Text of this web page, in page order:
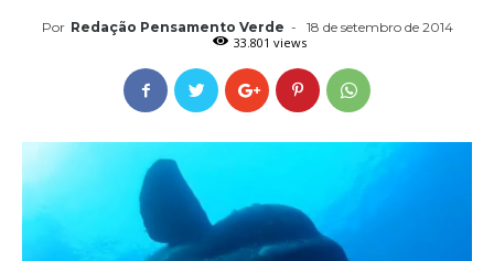
Por Redação Pensamento Verde -
18 de setembro de 2014
33.801 views